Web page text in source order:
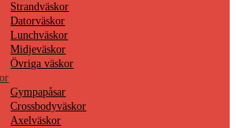
Strandväskor
Datorväskor
Lunchväskor
Midjeväskor
Övriga väskor
Gympapåsar
Crossbodyväskor
Axelväskor